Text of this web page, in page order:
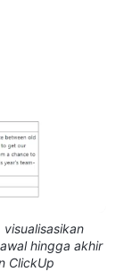
hingga akhir
ClickUp